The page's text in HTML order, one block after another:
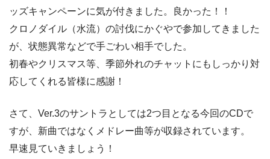
ッズキャンペーンに気が付きました。良かった！！
クロノダイル（水流）の討伐にかぐやで参加してきました
が、状態異常などで手ごわい相手でした。
初春やクリスマス等、季節外れのチャットにもしっかり対
応してくれる皆様に感謝！
さて、Ver.3のサントラとしては2つ目となる今回のCDで
すが、新曲ではなくメドレー曲等が収録されています。
早速見ていきましょう！